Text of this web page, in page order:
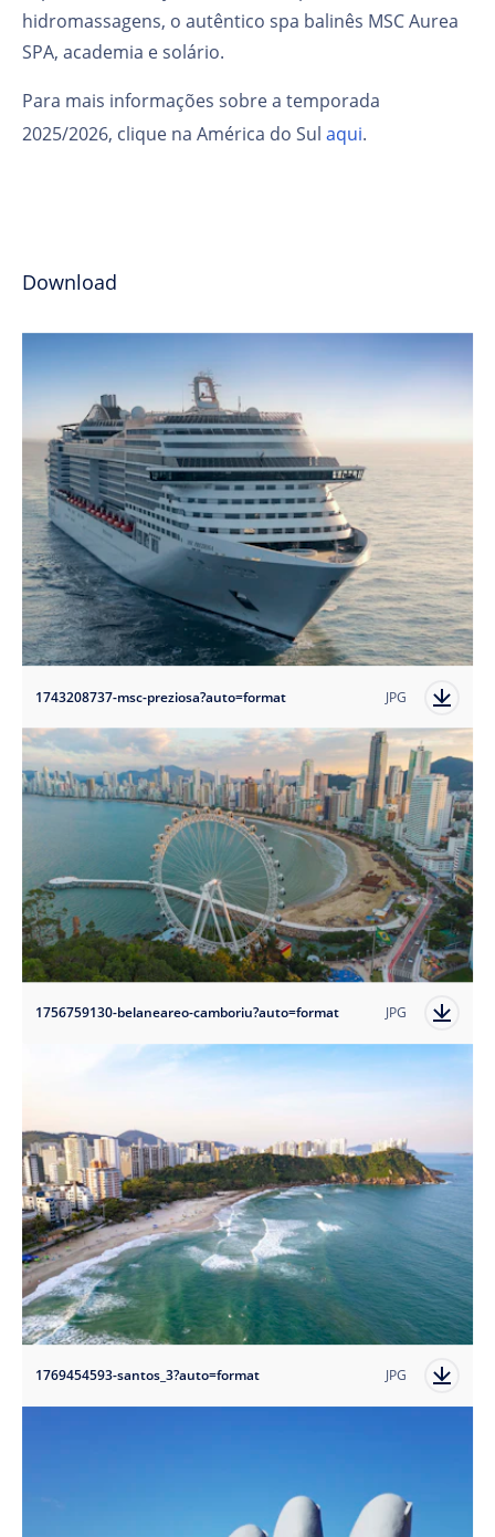
hidromassagens, o autêntico spa balinês MSC Aurea
SPA, academia e solário.
Para mais informações sobre a temporada
2025/2026, clique na América do Sul aqui.
Download
1743208737-msc-preziosa?auto=format JPG
1756759130-belaneareo-camboriu?auto=format JPG
1769454593-santos_3?auto=format JPG